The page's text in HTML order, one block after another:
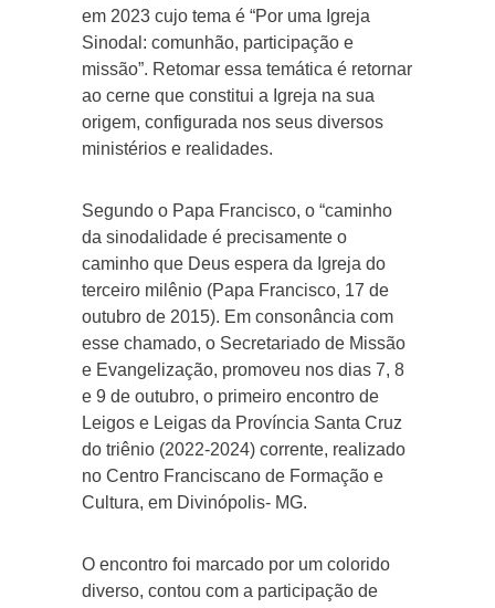
em 2023 cujo tema é “Por uma Igreja
Sinodal: comunhão, participação e
missão”. Retomar essa temática é retornar
ao cerne que constitui a Igreja na sua
origem, configurada nos seus diversos
ministérios e realidades.
Segundo o Papa Francisco, o “caminho
da sinodalidade é precisamente o
caminho que Deus espera da Igreja do
terceiro milênio (Papa Francisco, 17 de
outubro de 2015). Em consonância com
esse chamado, o Secretariado de Missão
e Evangelização, promoveu nos dias 7, 8
e 9 de outubro, o primeiro encontro de
Leigos e Leigas da Província Santa Cruz
do triênio (2022-2024) corrente, realizado
no Centro Franciscano de Formação e
Cultura, em Divinópolis- MG.
O encontro foi marcado por um colorido
diverso, contou com a participação de